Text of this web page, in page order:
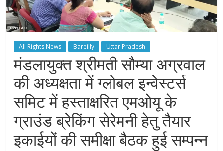
All Rights News Bareilly Uttar Pradesh
मंडलायुक्त श्रीमती सौम्या अग्रवाल
की अध्यक्षता में ग्लोबल इन्वेस्टर्स
समिट में हस्ताक्षरित एमओयू के
ग्राउंड ब्रेकिंग सेरेमनी हेतु तैयार
इकाईयों की समीक्षा बैठक हुई सम्पन्न